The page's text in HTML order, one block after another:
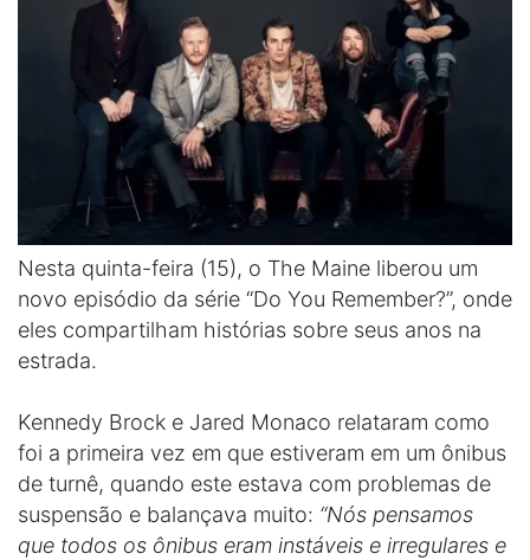
Nesta quinta-feira (15), o The Maine liberou um
novo episódio da série “Do You Remember?”, onde
eles compartilham histórias sobre seus anos na
estrada.
Kennedy Brock e Jared Monaco relataram como
foi a primeira vez em que estiveram em um ônibus
de turnê, quando este estava com problemas de
suspensão e balançava muito: “Nós pensamos
que todos os ônibus eram instáveis e irregulares e